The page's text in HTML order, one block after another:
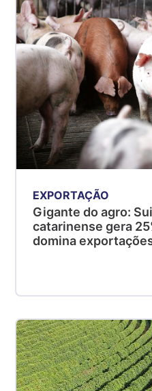
EXPORTAÇÃO
Gigante do agro:
catarinense gera
domina